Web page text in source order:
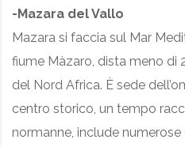
-Mazara del Vallo
Mazara si faccia sul Mar
fiume Màzaro, dista meno di
del Nord Africa. È sede
centro storico, un tempo
normanne, include